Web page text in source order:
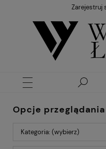
Zarejestruj
Opcje przeglądania
Kategoria: (wybierz)